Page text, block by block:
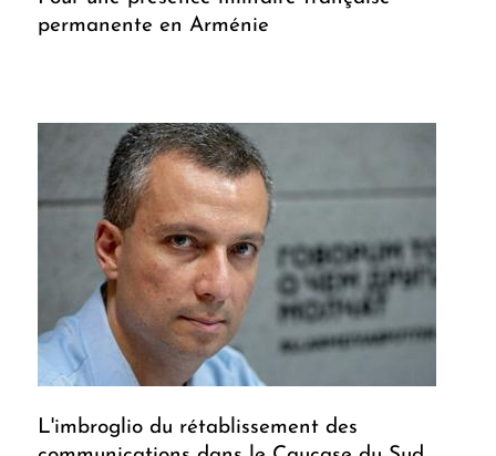
permanente en Arménie
L'imbroglio du rétablissement des